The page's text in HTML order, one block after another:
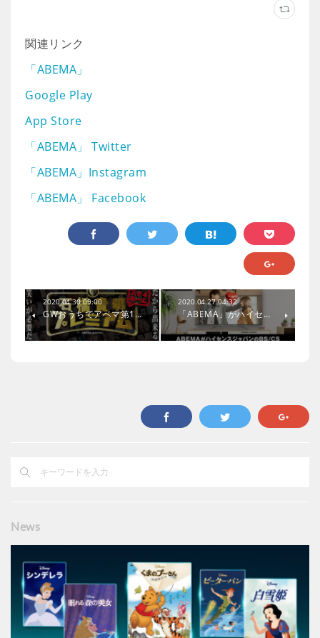
関連リンク
「ABEMA」
Google Play
App Store
「ABEMA」 Twitter
「ABEMA」Instagram
「ABEMA」 Facebook
2020.04.30 09:00
GWおうちでアベマ第1…
2020.04.27 04:32
「ABEMA」がハイセ…
News